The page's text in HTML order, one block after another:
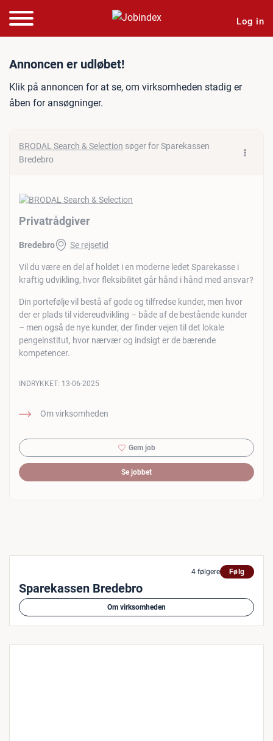
Log in
Jobannonce:
Annoncen er udløbet!
Klik på annoncen for at se, om virksomheden stadig er
åben for ansøgninger.
BRODAL Search & Selection søger for Sparekassen
Bredebro
Privatrådgiver
Bredebro Se rejsetid
Vil du være en del af holdet i en moderne ledet Sparekasse i
kraftig udvikling, hvor fleksibilitet går hånd i hånd med ansvar?
Din portefølje vil bestå af gode og tilfredse kunder, men hvor
der er plads til videreudvikling – både af de bestående kunder
– men også de nye kunder, der finder vejen til det lokale
pengeinstitut, hvor nærvær og indsigt er de bærende
kompetencer.
Om virksomheden
INDRYKKET: 13-06-2025
Gem job
Se jobbet
4 følgere Følg
Sparekassen Bredebro
Om virksomheden